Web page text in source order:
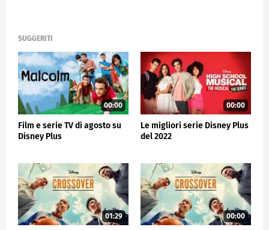
SUGGERITI
00:00
Film e serie TV di agosto su
Disney Plus
00:00
Le migliori serie Disney Plus
del 2022
01:29 00:00